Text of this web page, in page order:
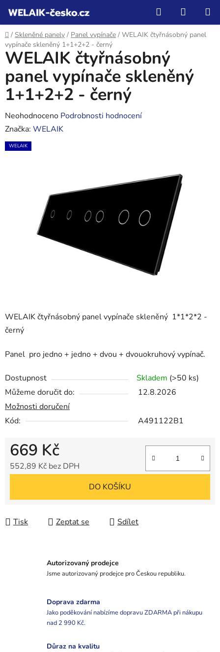
obsah
Hledat
KOŠÍK
Domů
/ Skleněné panely / Panel vypínače / WELAIK čtyřnásobný panel
vypínače skleněný 1+1+2+2 - černý
WELAIK čtyřnásobný panel vypínače skleněný 1*1*2*2 -
černý
Panel pro jedno + jedno + dvou + dvouokruhový vypínač.
Dostupnost Skladem (>50 ks)
Můžeme doručit do:
12.8.2026
Možnosti doručení
Kód:
A491122B1
669 Kč
552,89 Kč bez DPH
DO KOŠÍKU
Tisk Zeptat se Sdílet
WELAIK čtyřnásobný
panel vypínače skleněný
1+1+2+2 - černý
Průměrné
hodnocení
produktu
Neohodnoceno Podrobnosti hodnocení
Značka: WELAIK
WELAIK
Autorizovaný prodejce
Jsme autorizovaný prodejce pro Českou republiku.
Doprava zdarma
Jako poděkování nabízíme dopravu ZDARMA při nákupu
nad 2 990 Kč.
Důraz na kvalitu